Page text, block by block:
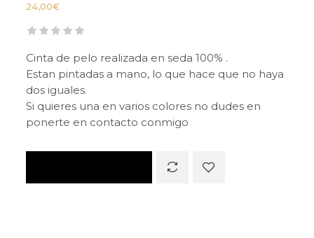
24,00€
Cinta de pelo realizada en seda 100% .
Estan pintadas a mano, lo que hace que no haya
dos iguales.
Si quieres una en varios colores no dudes en
ponerte en contacto conmigo